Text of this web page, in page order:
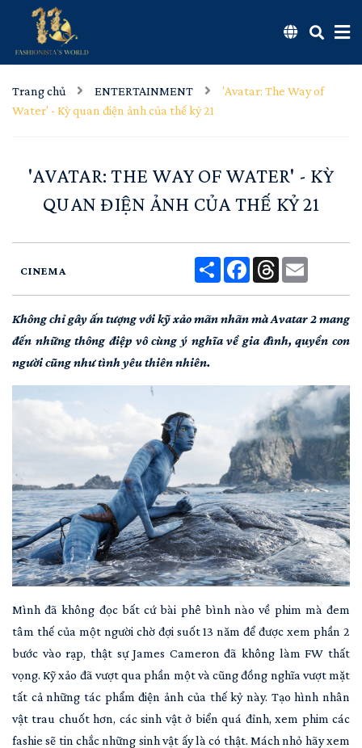
Trang chủ ENTERTAINMENT
'Avatar: The Way of
Water' - Kỳ quan điện ảnh của thế kỷ 21
'AVATAR: THE WAY OF WATER' - KỲ
QUAN ĐIỆN ẢNH CỦA THẾ KỶ 21
CINEMA
Share Facebook
Threads
Không chỉ gây ấn tượng với kỹ xảo mãn nhãn mà Avatar 2 mang
đến những thông điệp vô cùng ý nghĩa về gia đình, quyền con
người cũng như tình yêu thiên nhiên.
Mình đã không đọc bất cứ bài phê bình nào về phim mà đem
tâm thế của một người chờ đợi suốt 13 năm để được xem phần 2
bước vào rạp, thật sự James Cameron đã không làm FW thất
vọng. Kỹ xảo đã vượt qua phần một và cũng đồng nghĩa vượt mặt
tất cả những tác phẩm điện ảnh của thế kỷ này. Tạo hình nhân
vật trau chuốt hơn, các sinh vật ở biển quá đỉnh, xem phim các
fashie sẽ tin chắc những sinh vật ấy là có thật. Mách nhỏ hãy xem